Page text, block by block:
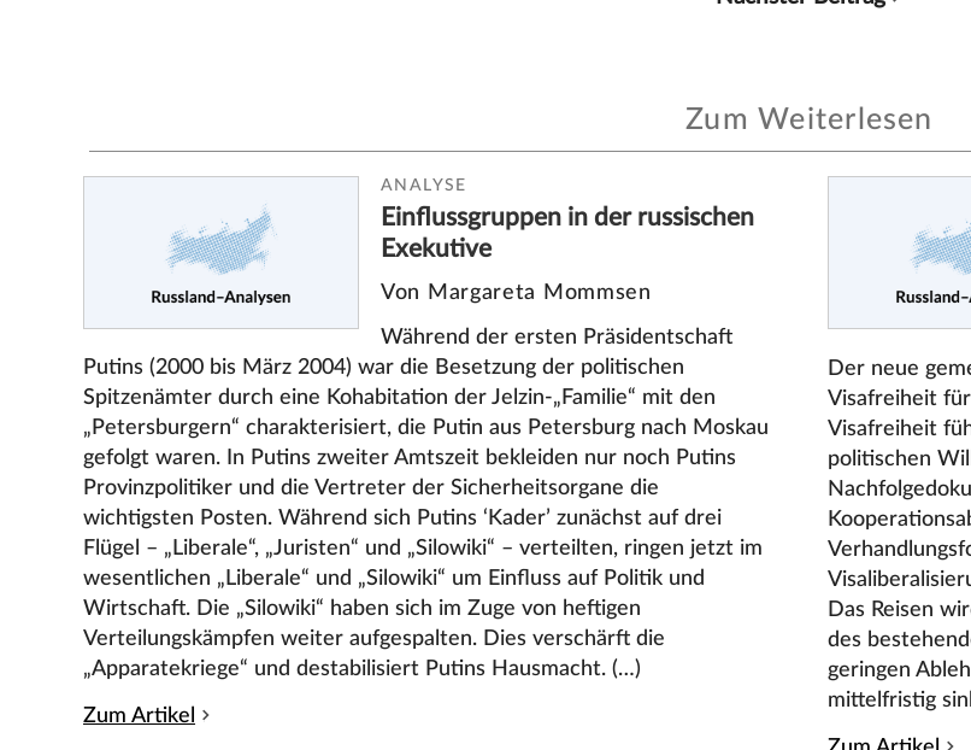
Zum Weiterlesen
ANALYSE
Einflussgruppen in der russischen
Exekutive
Von Margareta Mommsen
Während der ersten Präsidentschaft
Putins (2000 bis März 2004) war die Besetzung der politischen
Spitzenämter durch eine Kohabitation der Jelzin-„Familie“ mit den
„Petersburgern“ charakterisiert, die Putin aus Petersburg nach Moskau
gefolgt waren. In Putins zweiter Amtszeit bekleiden nur noch Putins
Provinzpolitiker und die Vertreter der Sicherheitsorgane die
wichtigsten Posten. Während sich Putins ‘Kader’ zunächst auf drei
Flügel – „Liberale“, „Juristen“ und „Silowiki“ – verteilten, ringen jetzt im
wesentlichen „Liberale“ und „Silowiki“ um Einfluss auf Politik und
Wirtschaft. Die „Silowiki“ haben sich im Zuge von heftigen
Verteilungskämpfen weiter aufgespalten. Dies verschärft die
„Apparatekriege“ und destabilisiert Putins Hausmacht. (…)
Zum Artikel
Der neue
Visafreiheit
Visafreiheit
politischen
Das Reisen
des
geringen
mittelfristig